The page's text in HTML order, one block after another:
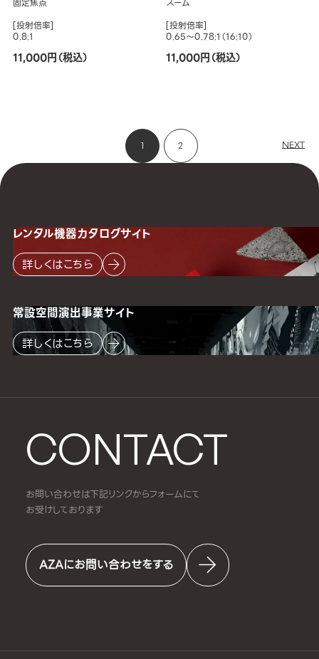
[投射倍率]
0.8:1
11,000円（税込）
[投射倍率]
0.65～0.78:1（16:10）
11,000円（税込）
1 2 NEXT
CONTACT
お問い合わせは下記リンクからフォームにて
お受けしております
AZAにお問い合わせをする
レンタル機器カタログサイト
詳しくはこちら
常設空間演出事業サイト
詳しくはこちら